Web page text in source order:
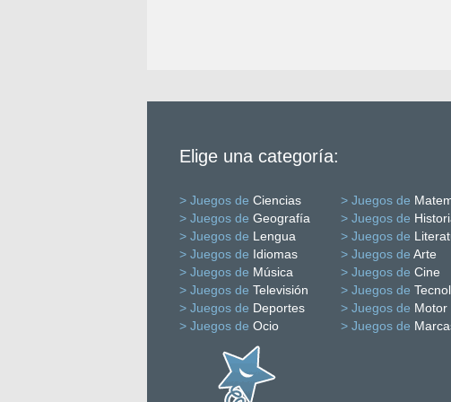
Elige una categoría:
> Juegos de Ciencias > Juegos de
> Juegos de Geografía > Juegos de
> Juegos de Lengua > Juegos de
> Juegos de Idiomas > Juegos de Arte
> Juegos de Música > Juegos de Cine
> Juegos de Televisión > Juegos de
> Juegos de Deportes > Juegos de Motor
> Juegos de Ocio > Juegos de